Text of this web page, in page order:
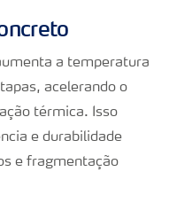
a temperatura
acelerando o
térmica. Isso
e durabilidade
e fragmentação